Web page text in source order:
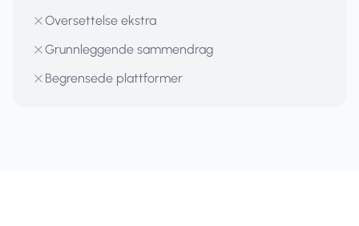
Oversettelse ekstra
Grunnleggende sammendrag
Begrensede plattformer